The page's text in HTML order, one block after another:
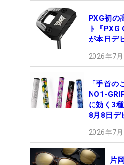
PXG初の
ト『
が本日デ
2026年7
「手首の
NO1-
に効く3
8月8日デ
2026年7
片